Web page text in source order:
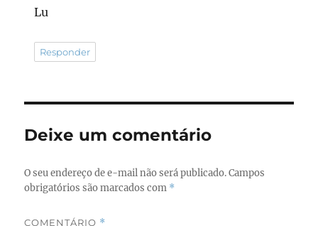
Lu
Responder
Deixe um comentário
O seu endereço de e-mail não será publicado. Campos
obrigatórios são marcados com *
COMENTÁRIO *